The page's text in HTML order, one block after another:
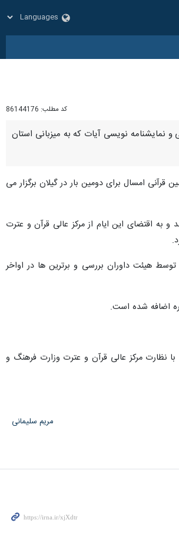
کد مطلب: 86144176
نمایشنامه نویسی آیات که به میزبانی استان
قرآنی امسال برای دومین بار در گیلان برگزار می
به اقتضای این ایام از مرکز عالی قرآن و عترت
هیئت داوران بررسی و برترین ها در اواخر
اضافه شده است.
نظارت مرکز عالی قرآن و عترت وزارت فرهنگ و
مریم سلیمانی